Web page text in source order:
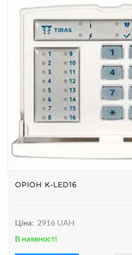
ОРІОН K-LED16
Ціна: 2916 UAH
В наявності